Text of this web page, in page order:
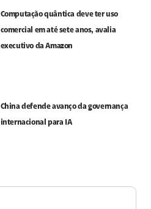
Computação quântica deve ter uso
comercial em até sete anos, avalia
executivo da Amazon
China defende avanço da governança
internacional para IA